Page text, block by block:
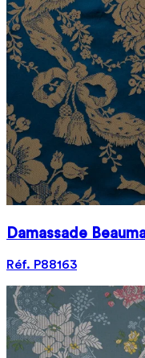
Damassade
Réf. P88163